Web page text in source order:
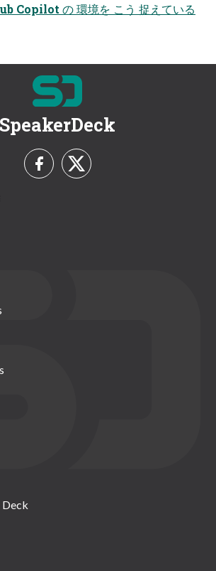
Copilot の​ 環境を​ こう​ 捉えている​
SpeakerDeck
Deck